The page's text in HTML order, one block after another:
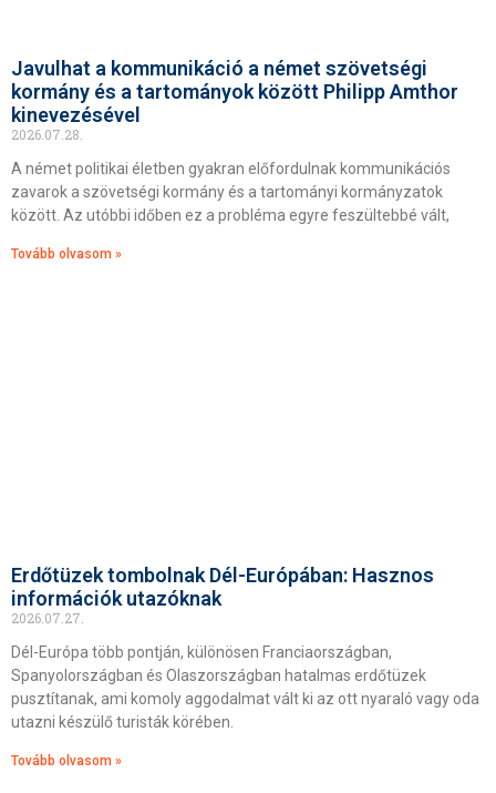
Javulhat a kommunikáció a német szövetségi
kormány és a tartományok között Philipp Amthor
kinevezésével
2026.07.28.
A német politikai életben gyakran előfordulnak kommunikációs
zavarok a szövetségi kormány és a tartományi kormányzatok
között. Az utóbbi időben ez a probléma egyre feszültebbé vált,
Tovább olvasom »
Erdőtüzek tombolnak Dél-Európában: Hasznos
információk utazóknak
2026.07.27.
Dél-Európa több pontján, különösen Franciaországban,
Spanyolországban és Olaszországban hatalmas erdőtüzek
pusztítanak, ami komoly aggodalmat vált ki az ott nyaraló vagy oda
utazni készülő turisták körében.
Tovább olvasom »